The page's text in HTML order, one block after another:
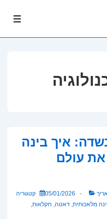
איך בינה
עולם
05/01/2026
קטגוריה
מלאכותית, דאטה, חקלאות,